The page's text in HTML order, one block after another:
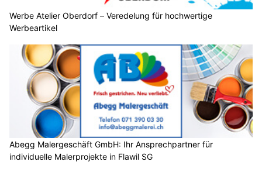
Werbe Atelier Oberdorf – Veredelung für hochwertige
Werbeartikel
Abegg Malergeschäft GmbH: Ihr Ansprechpartner für
individuelle Malerprojekte in Flawil SG